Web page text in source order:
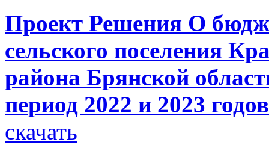
Проект Решения О
сельского поселения
района Брянской
период 2022 и 2023 годов
скачать